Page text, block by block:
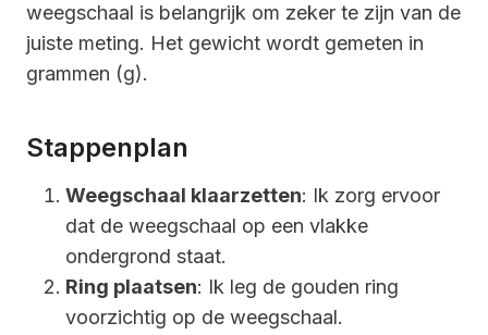
weegschaal is belangrijk om zeker te zijn van de
juiste meting. Het gewicht wordt gemeten in
grammen (g).
Stappenplan
Weegschaal klaarzetten: Ik zorg ervoor
dat de weegschaal op een vlakke
ondergrond staat.
Ring plaatsen: Ik leg de gouden ring
voorzichtig op de weegschaal.